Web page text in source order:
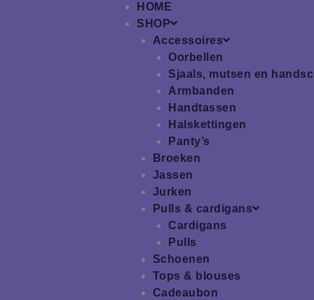
HOME
SHOP
Accessoires
Oorbellen
Sjaals, mutsen en
Armbanden
Handtassen
Halskettingen
Panty’s
Broeken
Jassen
Jurken
Pulls & cardigans
Cardigans
Pulls
Schoenen
Tops & blouses
Cadeaubon